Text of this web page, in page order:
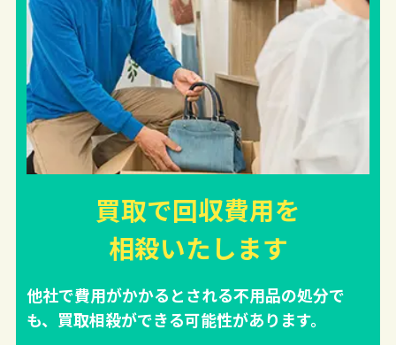
買取で回収費用を
相殺いたします
他社で費用がかかるとされる不用品の処分で
も、買取相殺ができる可能性があります。